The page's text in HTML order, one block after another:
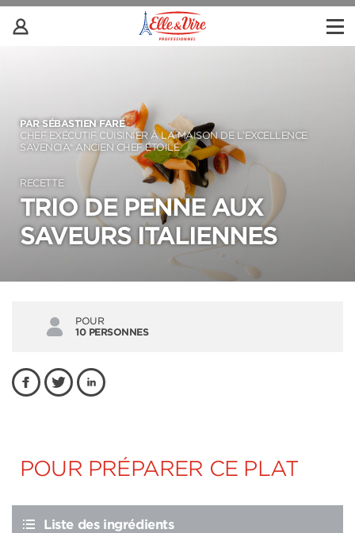
PAR SÉBASTIEN FARÉ
CHEF EXÉCUTIF CUISINIER À LA MAISON DE L’EXCELLENCE
SAVENCIA® ANCIEN CHEF ÉTOILÉ
RECETTE
TRIO DE PENNE AUX
SAVEURS ITALIENNES
POUR
10 PERSONNES
POUR PRÉPARER CE PLAT
Liste des ingrédients